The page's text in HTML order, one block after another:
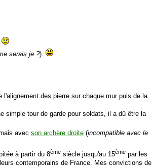
serais je ?).
des pierre sur chaque mur puis de la
simple tour de garde pour soldats, il a dû être la
avecson archère droite (incompatible avec le
à partir du 8ème siècle jusqu'au 15ème par les
contemporains de France. Mes convictions de